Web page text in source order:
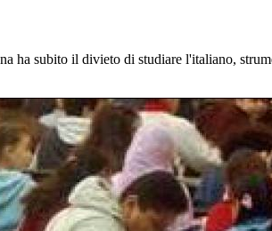
ha subito il divieto di studiare l'italiano,